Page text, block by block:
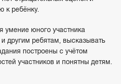
к ребёнку.
умение юного участника
другим ребятам, высказывать
построены с учётом
участников и понятны детям.